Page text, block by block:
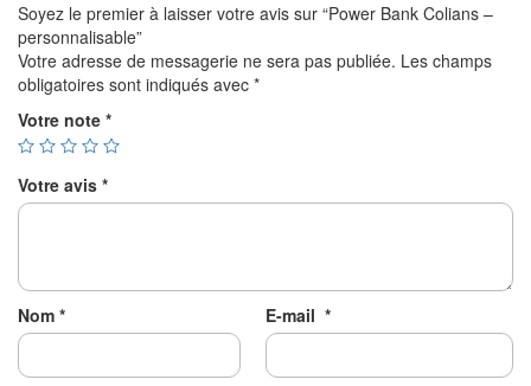
Soyez le premier à laisser votre avis sur “Power Bank Colians –
personnalisable”
Votre adresse de messagerie ne sera pas publiée. Les champs
obligatoires sont indiqués avec *
Votre note *
Votre avis *
Nom * E-mail *